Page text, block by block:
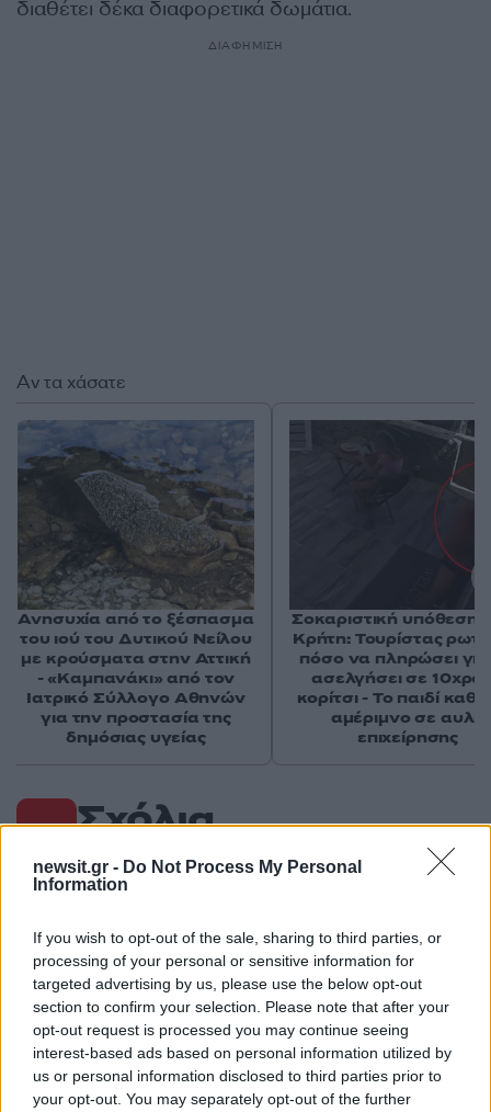
newsit.gr - Do Not Process My Personal
Information
If you wish to opt-out of the sale, sharing to third parties, or
processing of your personal or sensitive information for
targeted advertising by us, please use the below opt-out
section to confirm your selection. Please note that after your
opt-out request is processed you may continue seeing
interest-based ads based on personal information utilized by
us or personal information disclosed to third parties prior to
your opt-out. You may separately opt-out of the further
διαθέτει δέκα διαφορετικά δωμάτια.
ΔΙΑΦΗΜΙΣΗ
Σχόλια
Σχολίασε εδώ
50 /50
Αν τα χάσατε
Ανησυχία από το ξέσπασμα
του ιού του Δυτικού Νείλου
με κρούσματα στην Αττική
- «Καμπανάκι» από τον
Ιατρικό Σύλλογο Αθηνών
για την προστασία της
δημόσιας υγείας
Σοκαριστική υπόθεση
Κρήτη: Τουρίστας
πόσο να πληρώσει
ασελγήσει σε
κορίτσι - Το παιδί
αμέριμνο σε αυλή
επιχείρησης